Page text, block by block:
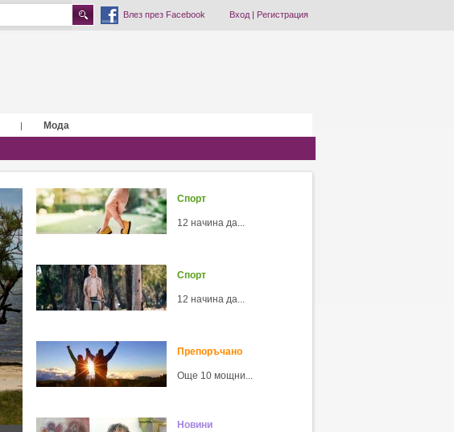
Влез през Facebook Вход| Регистрация
| Мода
Спорт
12 начина да...
Спорт
12 начина да...
Препоръчано
Още 10 мощни...
Новини